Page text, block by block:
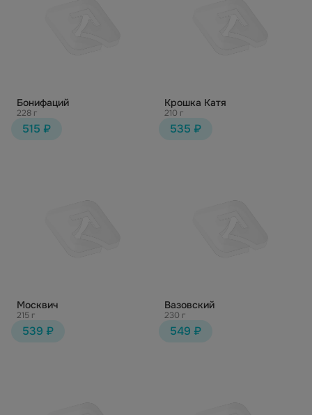
Бонифаций
228 г
515 ₽
Крошка Катя
210 г
535 ₽
Москвич
215 г
539 ₽
Вазовский
230 г
549 ₽